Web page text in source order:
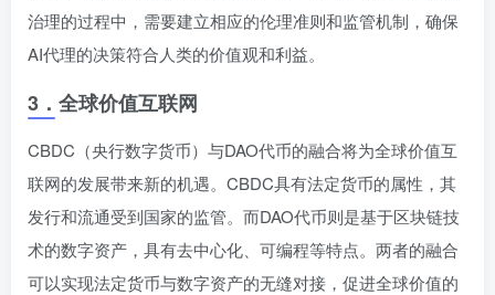
治理的过程中，需要建立相应的伦理准则和监管机制，确保
AI代理的决策符合人类的价值观和利益。
3． 全球价值互联网
CBDC（央行数字货币）与DAO代币的融合将为全球价值互
联网的发展带来新的机遇。CBDC具有法定货币的属性，其
发行和流通受到国家的监管。而DAO代币则是基于区块链技
术的数字资产，具有去中心化、可编程等特点。两者的融合
可以实现法定货币与数字资产的无缝对接，促进全球价值的